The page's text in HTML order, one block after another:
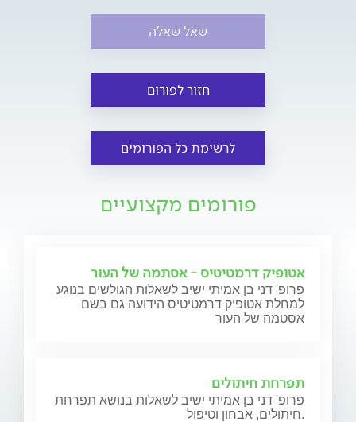
שאל שאלה
חזור לפורום
לרשימת כל הפורומים
פורומים מקצועיים
אטופיק דרמטיטיס - אסתמה של העור
פרופ' דני בן אמיתי ישיב לשאלות הגולשים בנוגע
למחלת אטופיק דרמטיטיס הידועה גם בשם
אסטמה של העור
תפרחת חיתולים
פרופ' דני בן אמיתי ישיב לשאלות בנושא תפרחת
חיתולים, אבחון וטיפול.